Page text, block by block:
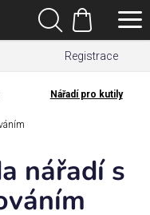
Registrace
Hledat
Nákupní
košík
Nářadí pro kutily
nářadí s